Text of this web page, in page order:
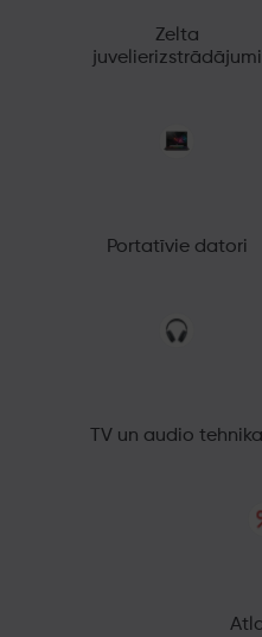
Zelta
juvelierizstrādājumi
Portatīvie datori
TV un audio tehnika